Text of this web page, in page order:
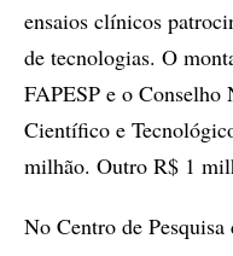
ensaios clínicos
de tecnologias. O
FAPESP e o Conselho
Científico e
milhão. Outro R$ 1
No Centro de